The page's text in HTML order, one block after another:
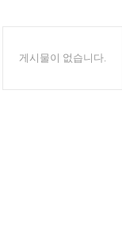
게시물이 없습니다.